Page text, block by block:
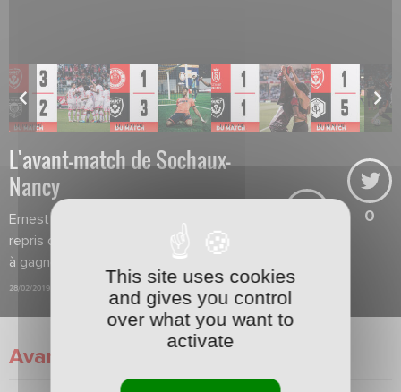
L'avant-match de Sochaux-
Nancy
Ernest Seka et ses coéquipiers ont
repris confiance et veulent continuer
à gagner des places.
28/02/2019
0
Avant-Match
This site uses cookies
and gives you control
over what you want to
activate